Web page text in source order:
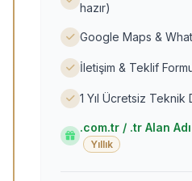
hazır)
Google Maps &
İletişim & Teklif
1 Yıl Ücretsiz Teknik
.com.tr / .tr Alan
Yıllık